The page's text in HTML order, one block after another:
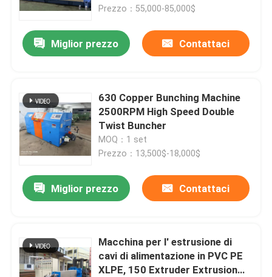
Casa.
Prezzo：55,000-85,000$
Miglior prezzo Contattaci
630 Copper Bunching Machine
2500RPM High Speed Double
Twist Buncher
MOQ：1 set
Prezzo：13,500$-18,000$
Miglior prezzo Contattaci
Macchina per l' estrusione di
cavi di alimentazione in PVC PE
XLPE, 150 Extruder Extrusion